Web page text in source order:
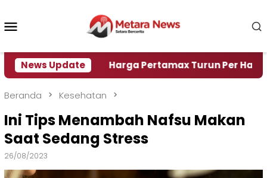
konten
News Update
Air Harga Pertamax Turun Per Hari Ini,
Beranda Kesehatan
Ini Tips Menambah Nafsu Makan
Saat Sedang Stress
26/08/2023